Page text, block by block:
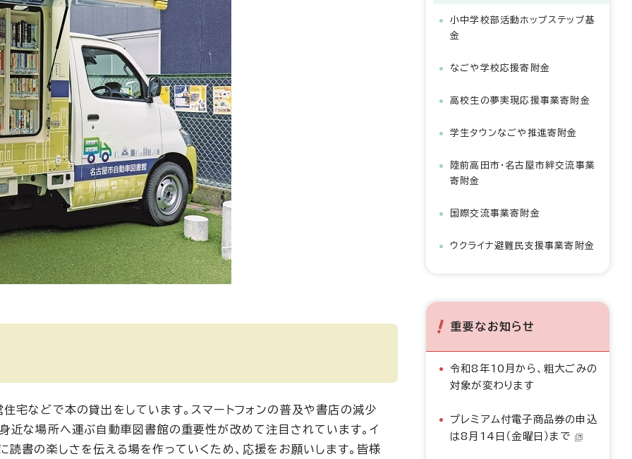
宅などで本の貸出をしています。スマートフォンの普及や書店の減少
近な場所へ運ぶ自動車図書館の重要性が改めて注目されています。イ
書の楽しさを伝える場を作っていくため、応援をお願いします。皆様
小中学校部活動ホップステップ基
金
なごや学校応援寄附金
高校生の夢実現応援事業寄附金
学生タウンなごや推進寄附金
陸前高田市・名古屋市絆交流事業
寄附金
国際交流事業寄附金
ウクライナ避難民支援事業寄附金
重要なお知らせ
令和8年10月から、粗大ごみの
対象が変わります
プレミアム付電子商品券の申込
は8月14日（金曜日）まで